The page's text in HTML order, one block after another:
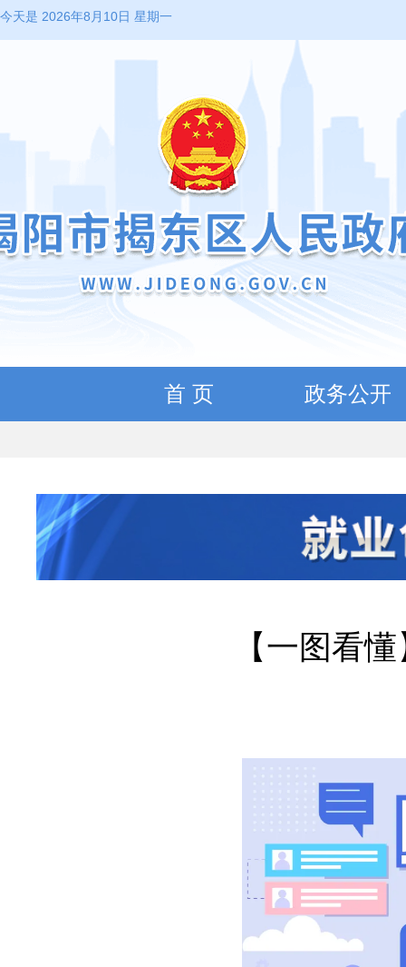
今天是 2026年8月10日 星期一
首 页 政务公开
【一图看